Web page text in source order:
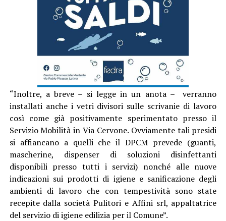
“Inoltre, a breve – si legge in un anota – verranno
installati anche i vetri divisori sulle scrivanie di lavoro
così come già positivamente sperimentato presso il
Servizio Mobilità in Via Cervone. Ovviamente tali presidi
si affiancano a quelli che il DPCM prevede (guanti,
mascherine, dispenser di soluzioni disinfettanti
disponibili presso tutti i servizi) nonché alle nuove
indicazioni sui prodotti di igiene e sanificazione degli
ambienti di lavoro che con tempestività sono state
recepite dalla società Pulitori e Affini srl, appaltatrice
del servizio di igiene edilizia per il Comune”.